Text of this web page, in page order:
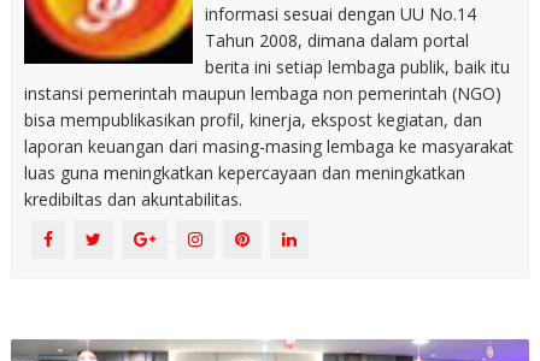
informasi sesuai dengan UU No.14
Tahun 2008, dimana dalam portal
berita ini setiap lembaga publik, baik itu
instansi pemerintah maupun lembaga non pemerintah (NGO)
bisa mempublikasikan profil, kinerja, ekspost kegiatan, dan
laporan keuangan dari masing-masing lembaga ke masyarakat
luas guna meningkatkan kepercayaan dan meningkatkan
kredibiltas dan akuntabilitas.